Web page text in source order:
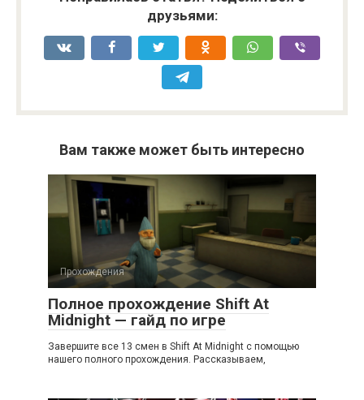
друзьями:
Вам также может быть интересно
Прохождения
Полное прохождение Shift At
Midnight — гайд по игре
Завершите все 13 смен в Shift At Midnight с помощью
нашего полного прохождения. Рассказываем,